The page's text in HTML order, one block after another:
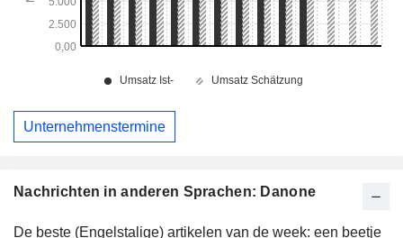
Nachrichten in anderen Sprachen: Danone
De beste (Engelstalige) artikelen van de week: een beetje
Unternehmenstermine